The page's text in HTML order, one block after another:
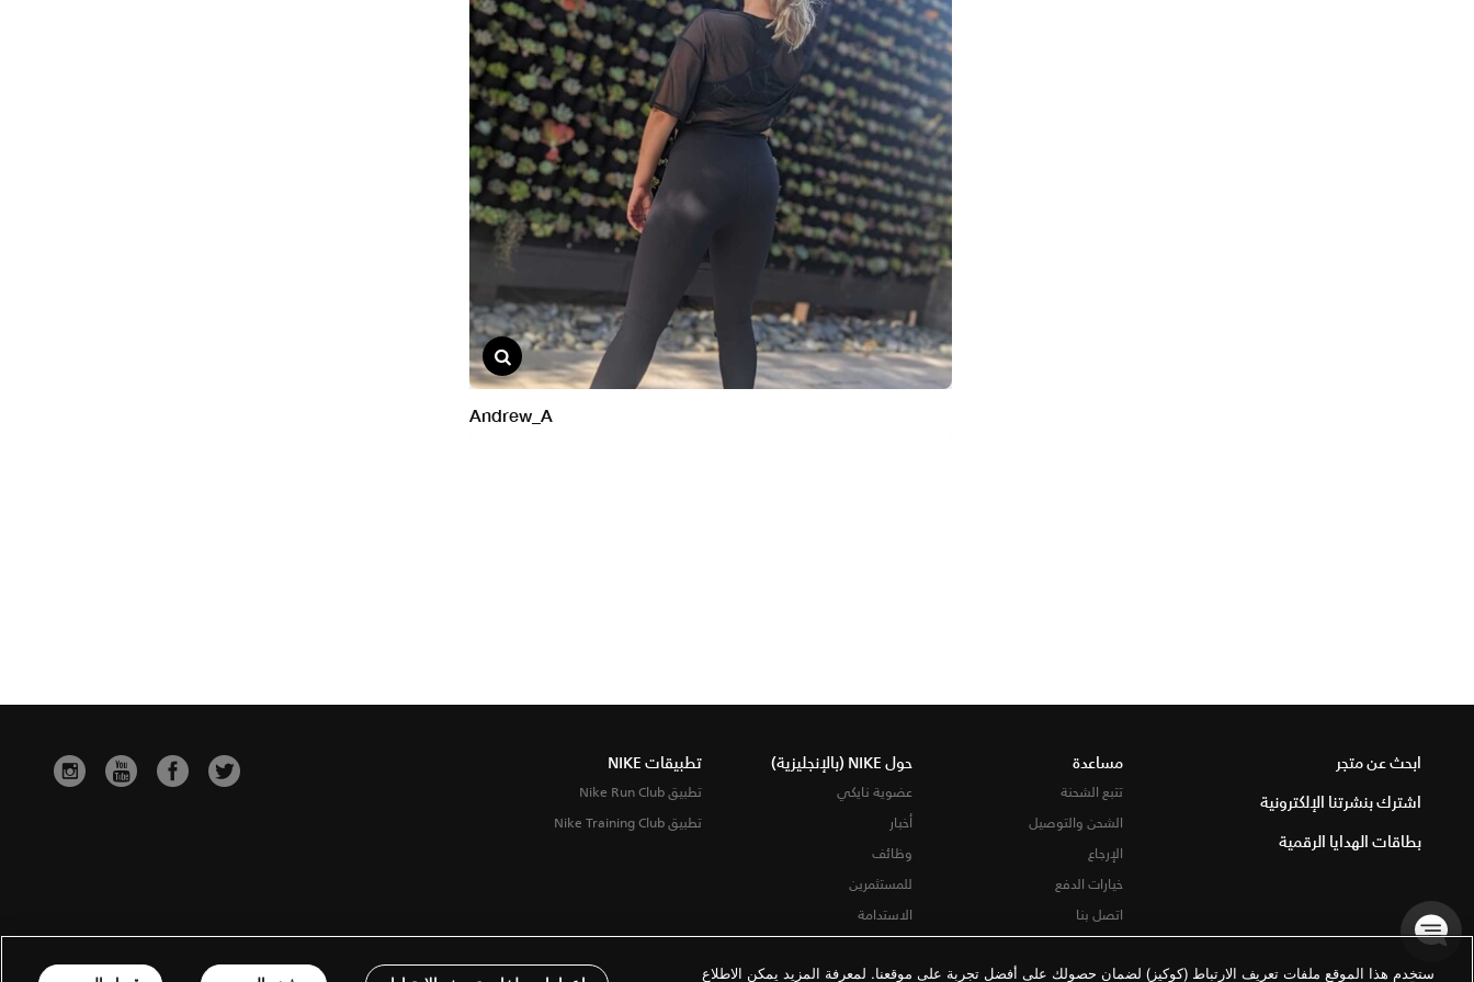
ابحث عن متجر
اشترك بنشرتنا الإلكترونية
بطاقات الهدايا الرقمية
مساعدة
تتبع الشحنة
الشحن والتوصيل
الإرجاع
خيارات الدفع
اتصل بنا
حول NIKE (بالإنجليزية)
عضوية نايكي
أخبار
وظائف
للمستثمرين
الاستدامة
تطبيقات NIKE
تطبيق Nike Run Club
تطبيق Nike Training Club
ستخدم هذا الموقع ملفات تعريف الارتباط (كوكيز) لضمان حصولك على أفضل تجربة على موقعنا. لمعرفة المزيد يمكن الاطلاع